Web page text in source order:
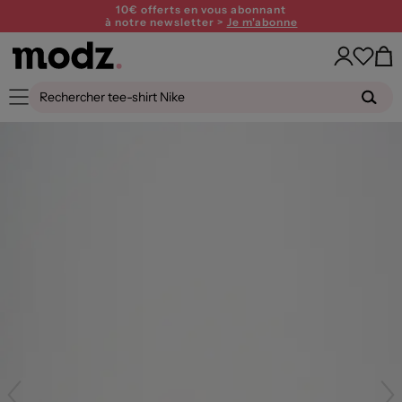
10€ offerts en vous abonnant
à notre newsletter > Je m'abonne